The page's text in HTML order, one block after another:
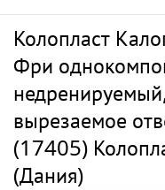
Колопласт
Фри
вырезаемое
(17405)
(Дания)